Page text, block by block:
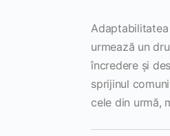
urmează un
încredere și
sprijinul
cele din urmă,